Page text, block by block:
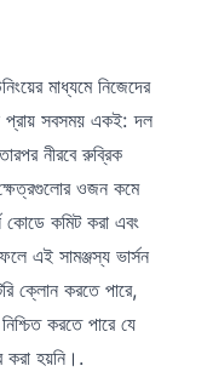
মাধ্যমে নিজেদের
প্রায় সবসময় একই: দল
নীরবে রুব্রিক
ওজন কমে
কমিট করা এবং
এই সামঞ্জস্য ভার্সন
ক্লোন করতে পারে,
করতে পারে যে
করা হয়নি।.